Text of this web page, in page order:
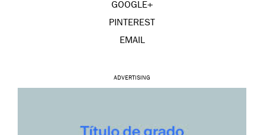
GOOGLE+
PINTEREST
EMAIL
ADVERTISING